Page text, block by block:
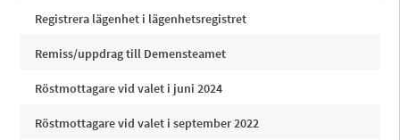
Registrera lägenhet i lägenhetsregistret
Remiss/uppdrag till Demensteamet
Röstmottagare vid valet i juni 2024
Röstmottagare vid valet i september 2022